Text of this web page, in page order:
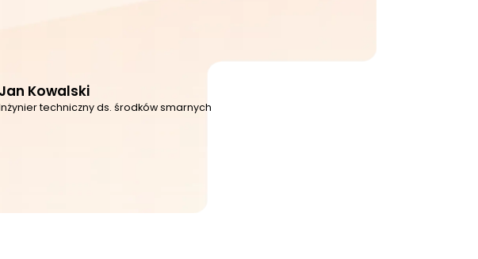
Jan Kowalski
techniczny ds. środków smarnych